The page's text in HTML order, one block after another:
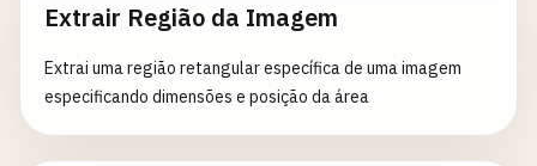
Extrair Região da Imagem
Extrai uma região retangular específica de uma imagem
especificando dimensões e posição da área